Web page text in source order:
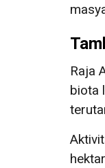
Raja
biota